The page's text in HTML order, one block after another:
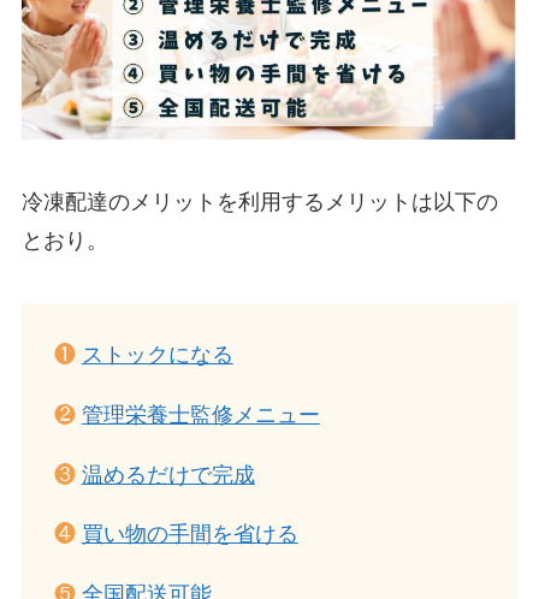
冷凍配達のメリットを利用するメリットは以下の
とおり。
❶ ストックになる
❷ 管理栄養士監修メニュー
❸ 温めるだけで完成
❹ 買い物の手間を省ける